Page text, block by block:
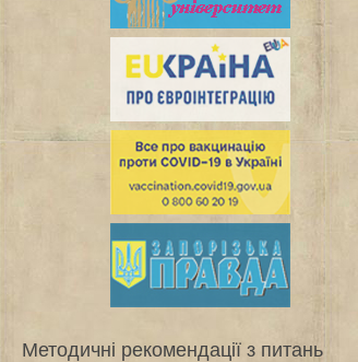
Методичні рекомендації з питань